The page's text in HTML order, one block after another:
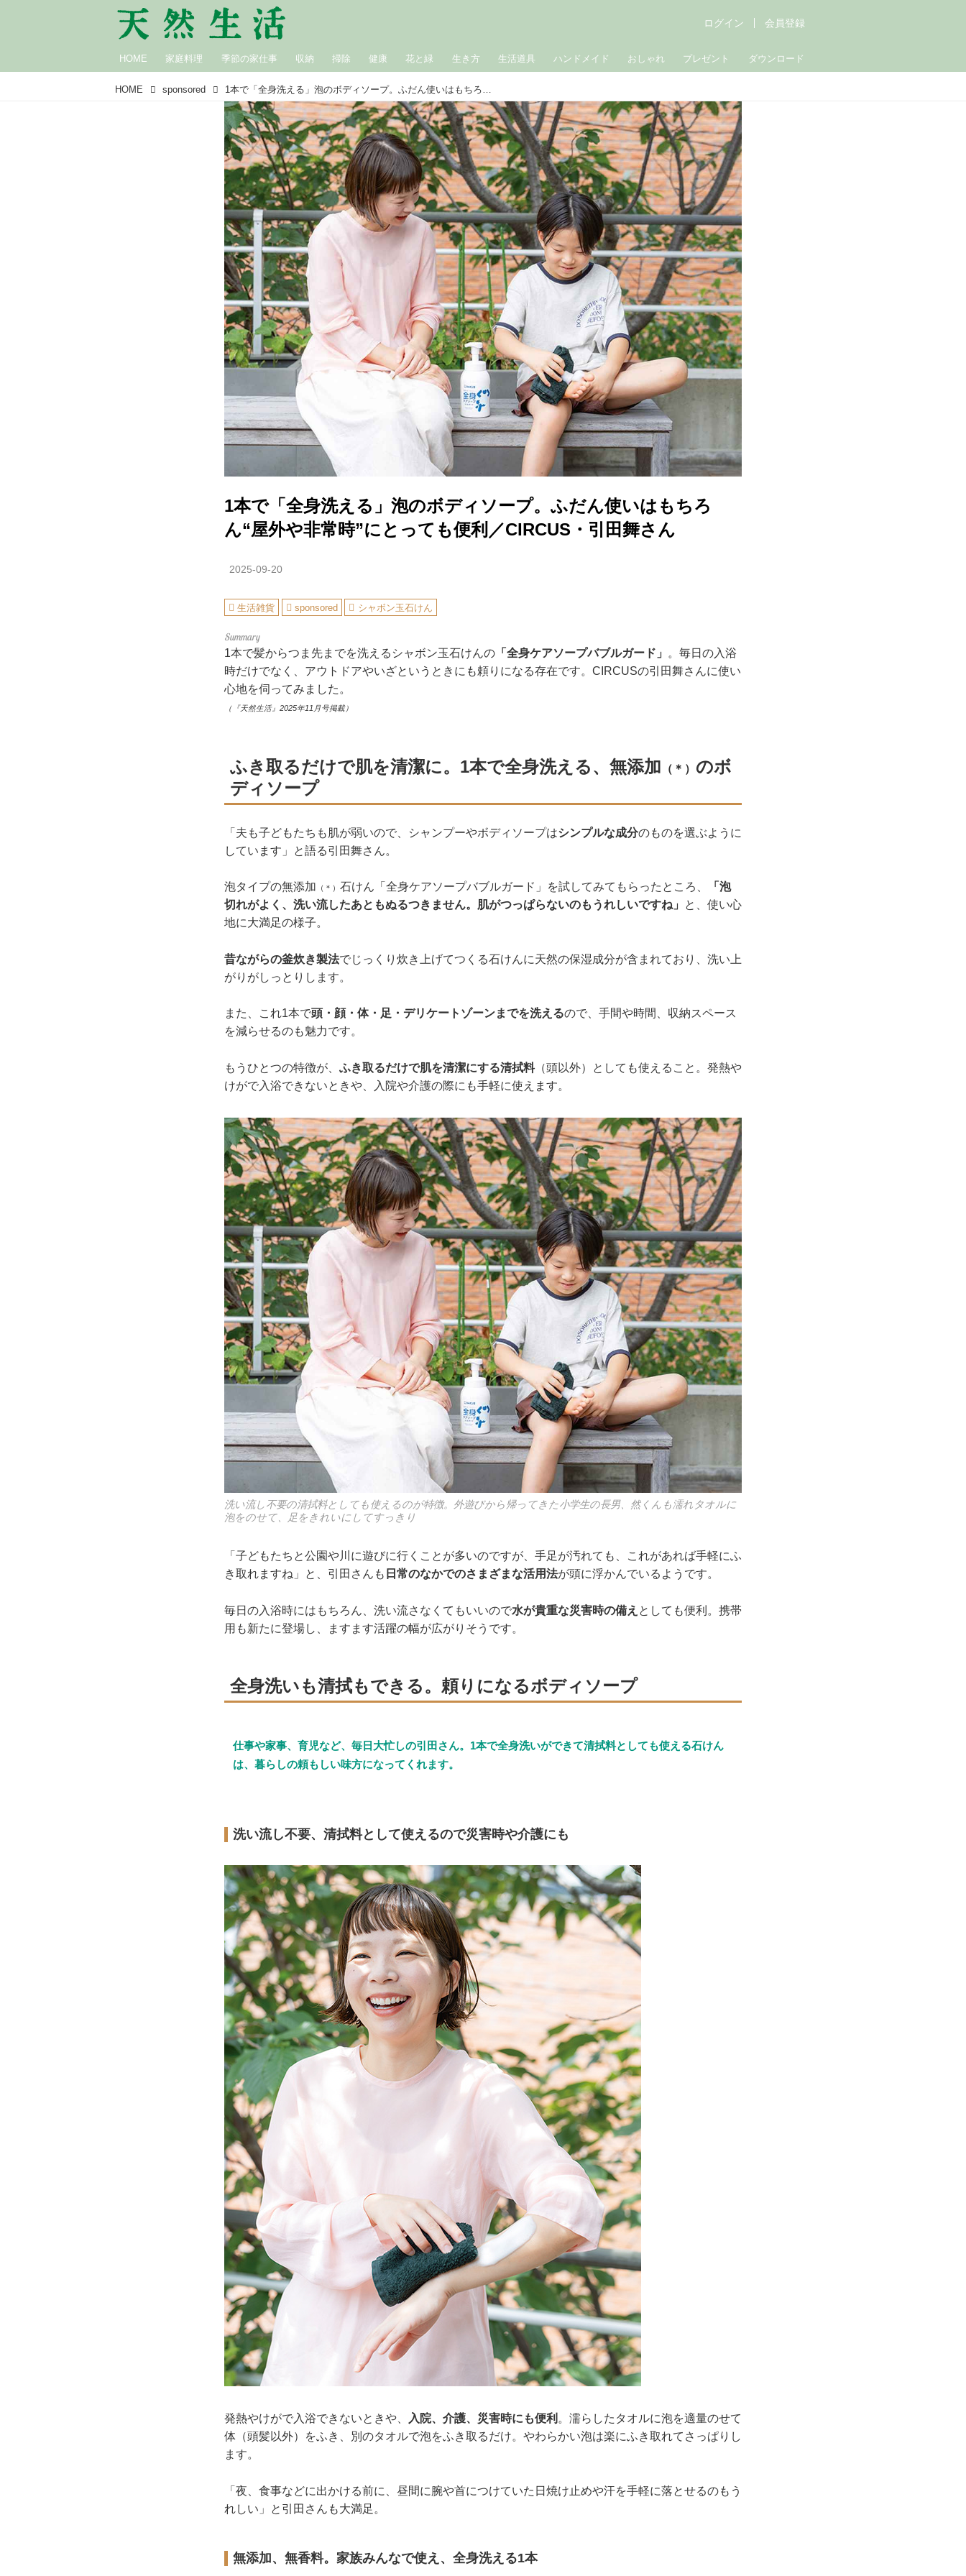
HOME 家庭料理 季節の家仕事 収納 掃除 健康 花と緑 生き方 生活道具 ハンドメイド おしゃれ プレゼント ダウンロード
ログイン 会員登録
HOME sponsored 1本で「全身洗える」泡のボディソープ。ふだん使いはもちろん“屋外や非常時”にとっても便利／CIRCUS・引田舞さん
1本で「全身洗える」泡のボディソープ。ふだん使いはもちろ
ん“屋外や非常時”にとっても便利／CIRCUS・引田舞さん
2025-09-20
生活雑貨 sponsored シャボン玉石けん
1本で髪からつま先までを洗えるシャボン玉石けんの 「全身ケアソープバブルガード」
。毎日の入浴
時だけでなく、アウトドアやいざというときにも頼りになる存在です。CIRCUSの引田舞さんに使い
心地を伺ってみました。
（『天然生活』2025年11月号掲載）
ふき取るだけで肌を清潔に。1本で全身洗える、無添加 （＊） のボ
ディソープ
「夫も子どもたちも肌が弱いので、シャンプーやボディソープはシンプルな成分のものを選ぶように
しています」と語る引田舞さん。
泡タイプの無添加 （＊） 石けん「全身ケアソープバブルガード」を試してみてもらったところ、
「泡
切れがよく、洗い流したあともぬるつきません。肌がつっぱらないのもうれしいですね」
と、使い心
地に大満足の様子。
昔ながらの釜炊き製法でじっくり炊き上げてつくる石けんに天然の保湿成分が含まれており、洗い上
がりがしっとりします。
また、これ1本で頭・顔・体・足・デリケートゾーンまでを洗えるので、手間や時間、収納スペース
を減らせるのも魅力です。
もうひとつの特徴が、 ふき取るだけで肌を清潔にする清拭料（頭以外）としても使えること。発熱や
けがで入浴できないときや、入院や介護の際にも手軽に使えます。
洗い流し不要の清拭料としても使えるのが特徴。外遊びから帰ってきた小学生の長男、然くんも濡れタオルに
泡をのせて、足をきれいにしてすっきり
「子どもたちと公園や川に遊びに行くことが多いのですが、手足が汚れても、これがあれば手軽にふ
き取れますね」と、引田さんも 日常のなかでのさまざまな活用法が頭に浮かんでいるようです。
毎日の入浴時にはもちろん、洗い流さなくてもいいので水が貴重な災害時の備え としても便利。携帯
用も新たに登場し、ますます活躍の幅が広がりそうです。
全身洗いも清拭もできる。頼りになるボディソープ
仕事や家事、育児など、毎日大忙しの引田さん。1本で全身洗いができて清拭料としても使える石けん
は、暮らしの頼もしい味方になってくれます。
洗い流し不要、清拭料として使えるので災害時や介護にも
発熱やけがで入浴できないときや、 入院、介護、災害時にも便利 。濡らしたタオルに泡を適量のせて
体（頭髪以外）をふき、別のタオルで泡をふき取るだけ。やわらかい泡は楽にふき取れてさっぱりし
ます。
「夜、食事などに出かける前に、昼間に腕や首につけていた日焼け止めや汗を手軽に落とせるのもう
れしい」と引田さんも大満足。
無添加、無香料。家族みんなで使え、全身洗える1本